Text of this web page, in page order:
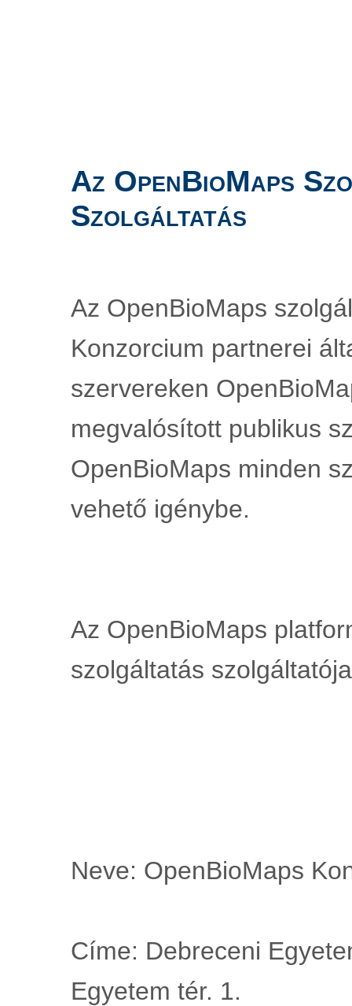
Az OpenBioMaps
Szolgáltatás
Az OpenBioMaps
Konzorcium partnerei
szervereken
megvalósított publikus
OpenBioMaps minden
vehető igénybe.
Az OpenBioMaps
szolgáltatás
Neve: OpenBioMaps
Címe: Debreceni
Egyetem tér. 1.